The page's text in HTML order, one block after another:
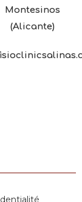
Montesinos
(Alicante)